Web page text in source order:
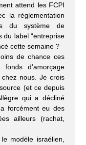
attend les FCPI
la réglementation
du système de
du label “entreprise
cette semaine ?
de chance ces
d’amorçage
chez nous. Je crois
(et ce depuis
qui a décliné
forcément eu des
ailleurs (rachat,
modèle israélien,